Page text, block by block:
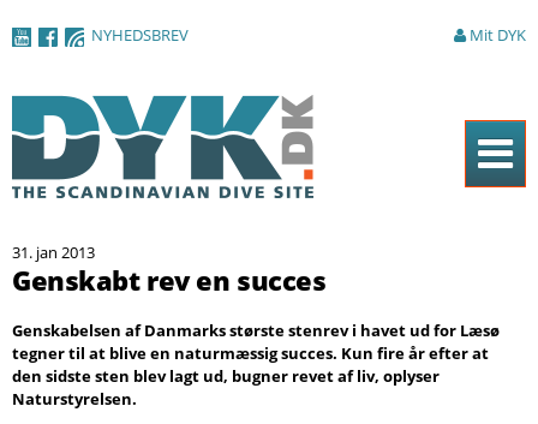
NYHEDSBREV Mit DYK
Magasinet
Artikler
DYK Guiden
31. jan 2013
Genskabt rev en succes
Genskabelsen af Danmarks største stenrev i havet ud for Læsø
tegner til at blive en naturmæssig succes. Kun fire år efter at
den sidste sten blev lagt ud, bugner revet af liv, oplyser
Naturstyrelsen.